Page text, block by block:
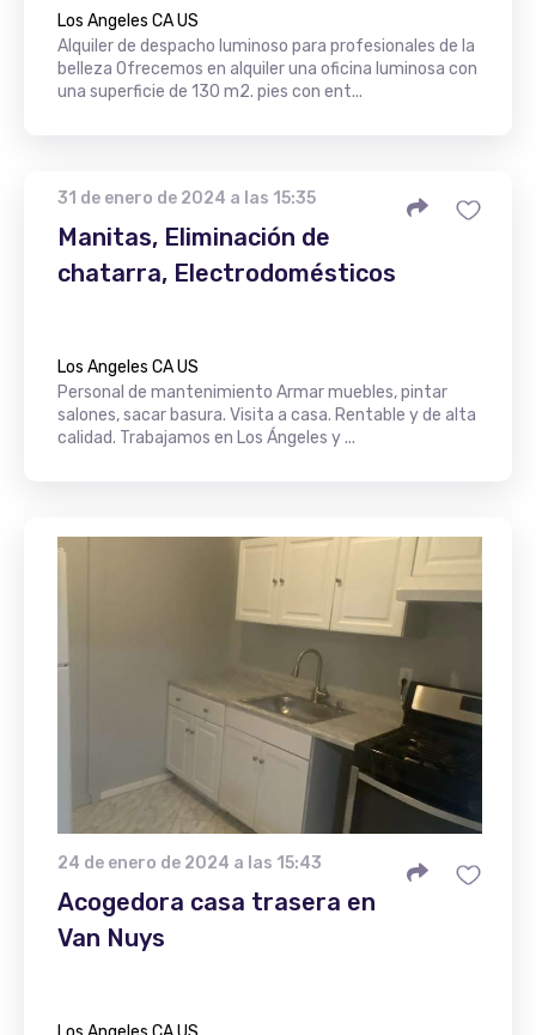
Los Angeles CA US
Alquiler de despacho luminoso para profesionales de la
belleza Ofrecemos en alquiler una oficina luminosa con
una superficie de 130 m2. pies con ent...
31 de enero de 2024 a las 15:35
Manitas, Eliminación de
chatarra, Electrodomésticos
Los Angeles CA US
Personal de mantenimiento Armar muebles, pintar
salones, sacar basura. Visita a casa. Rentable y de alta
calidad. Trabajamos en Los Ángeles y ...
24 de enero de 2024 a las 15:43
Acogedora casa trasera en
Van Nuys